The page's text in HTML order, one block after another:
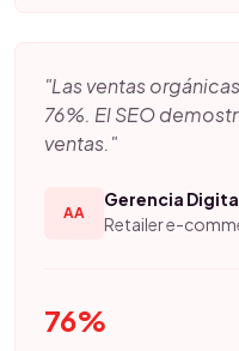
"Las ventas
76%. El SEO
ventas."
AA
Gerencia
Retailer e-
76%